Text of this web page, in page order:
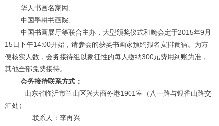
华人书画名家网、
中国墨耕书画院、
中国书画展厅等联合主办，大型颁奖仪式和晚会定于2015年9 月
15日下午14:00开始，请参会的获奖书画家预约报名安排食宿。为方
便核实人数，会务接待组以象征性的每人缴纳300元费用到账为准，
其他全部免费接待。
会务接待联系方式：
山东省临沂市兰山区兴大商务港1901室（八一路与银雀山路交
汇处）
联系人：李再兴